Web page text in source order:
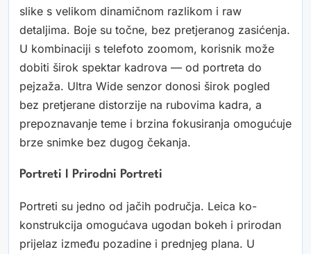
slike s velikom dinamičnom razlikom i raw
detaljima. Boje su točne, bez pretjeranog zasićenja.
U kombinaciji s telefoto zoomom, korisnik može
dobiti širok spektar kadrova — od portreta do
pejzaža. Ultra Wide senzor donosi širok pogled
bez pretjerane distorzije na rubovima kadra, a
prepoznavanje teme i brzina fokusiranja omogućuje
brze snimke bez dugog čekanja.
Portreti I Prirodni Portreti
Portreti su jedno od jačih područja. Leica ko-
konstrukcija omogućava ugodan bokeh i prirodan
prijelaz između pozadine i prednjeg plana. U